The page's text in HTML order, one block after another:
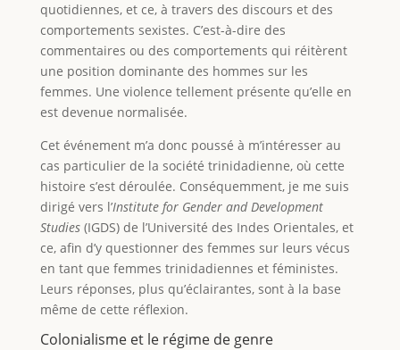
quotidiennes, et ce, à travers des discours et des
comportements sexistes. C’est-à-dire des
commentaires ou des comportements qui réitèrent
une position dominante des hommes sur les
femmes. Une violence tellement présente qu’elle en
est devenue normalisée.
Cet événement m’a donc poussé à m’intéresser au
cas particulier de la société trinidadienne, où cette
histoire s’est déroulée. Conséquemment, je me suis
dirigé vers l’Institute for Gender and Development
Studies(IGDS) de l’Université des Indes Orientales, et
ce, afin d’y questionner des femmes sur leurs vécus
en tant que femmes trinidadiennes et féministes.
Leurs réponses, plus qu’éclairantes, sont à la base
même de cette réflexion.
Colonialisme et le régime de genre